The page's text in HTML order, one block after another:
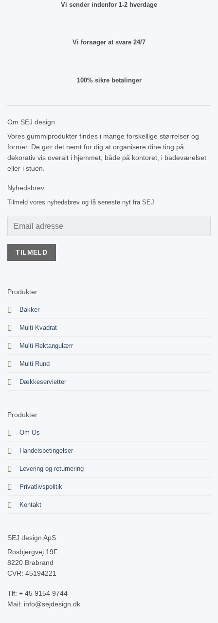
Vi sender indenfor 1-2 hverdage
Vi forsøger at svare 24/7
100% sikre betalinger
Om SEJ design
Vores gummiprodukter findes i mange forskellige størrelser og
former. De gør det nemt for dig at organisere dine ting på
dekorativ vis overalt i hjemmet, både på kontoret, i badeværelset
eller i stuen.
Nyhedsbrev
Tilmeld vores nyhedsbrev og få seneste nyt fra SEJ
Produkter
Bakker
Multi Kvadrat
Multi Rektangulærr
Multi Rund
Dækkeservietter
Produkter
Om Os
Handelsbetingelser
Levering og returnering
Privatlivspolitik
Kontakt
SEJ design ApS
Rosbjergvej 19F
8220 Brabrand
CVR: 45194221
Tlf: + 45 9154 9744
Mail: info@sejdesign.dk